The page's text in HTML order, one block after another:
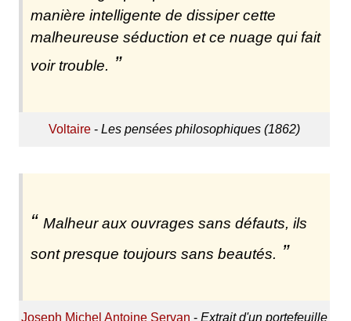
manière intelligente de dissiper cette
malheureuse séduction et ce nuage qui fait
voir trouble.
Voltaire- Les pensées philosophiques (1862)
Malheur aux ouvrages sans défauts, ils
sont presque toujours sans beautés.
Joseph Michel Antoine Servan - Extrait d'un portefeuille